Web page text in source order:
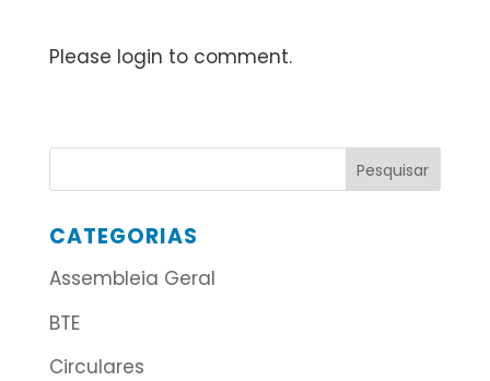
Please login to comment.
CATEGORIAS
Assembleia Geral
BTE
Circulares